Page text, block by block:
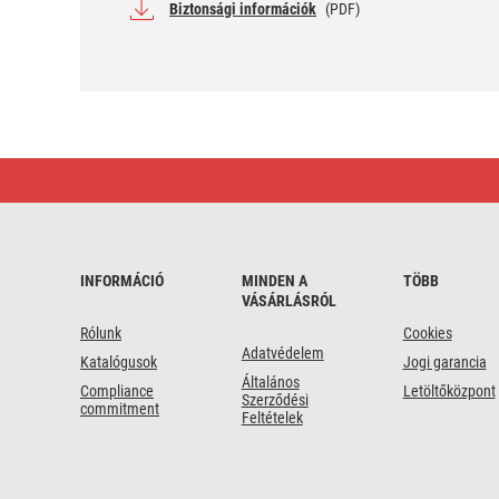
Biztonsági információk (PDF)
MD-
INFORMÁCIÓ
Rólunk
Katalógusok
Compliance
commitment
MINDEN A
VÁSÁRLÁSRÓL
Adatvédelem
Általános
Szerződési
Feltételek
TÖBB
Cookies
Jogi garancia
Letöltőközpont